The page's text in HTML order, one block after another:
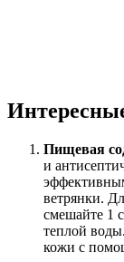
Пищевая
и
ветрянки.
смешайте 1
теплой
кожи с